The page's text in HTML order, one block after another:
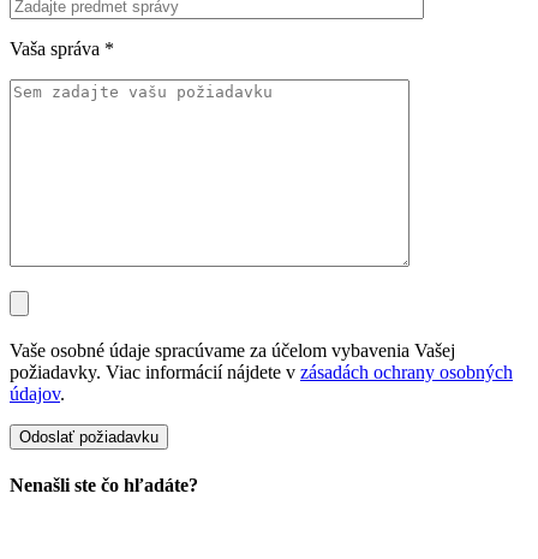
Vaša správa *
Vaše osobné údaje spracúvame za účelom vybavenia Vašej
požiadavky. Viac informácií nájdete v zásadách ochrany osobných
údajov.
Nenašli ste čo hľadáte?